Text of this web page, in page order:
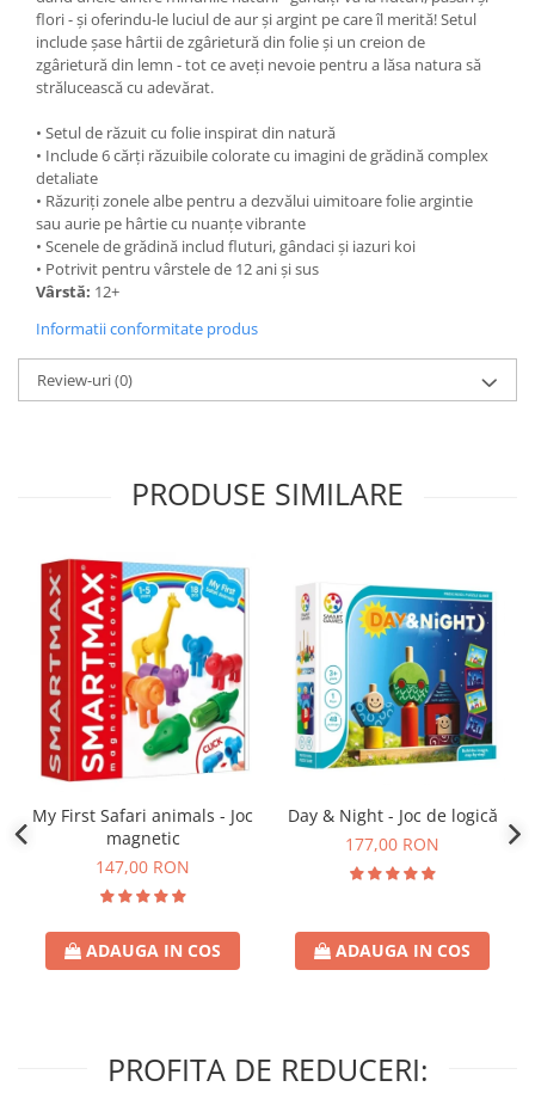
flori - și oferindu-le luciul de aur și argint pe care îl merită! Setul
include șase hârtii de zgârietură din folie și un creion de
zgârietură din lemn - tot ce aveți nevoie pentru a lăsa natura să
strălucească cu adevărat.
• Setul de răzuit cu folie inspirat din natură
• Include 6 cărți răzuibile colorate cu imagini de grădină complex
detaliate
• Răzuriți zonele albe pentru a dezvălui uimitoare folie argintie
sau aurie pe hârtie cu nuanțe vibrante
• Scenele de grădină includ fluturi, gândaci și iazuri koi
• Potrivit pentru vârstele de 12 ani și sus
Vârstă: 12+
Informatii conformitate produs
Review-uri(0)
PRODUSE SIMILARE
My First Safari animals - Joc
magnetic
147,00 RON
ADAUGA IN COS
Day & Night - Joc de logică
177,00 RON
ADAUGA IN COS
PROFITA DE REDUCERI: